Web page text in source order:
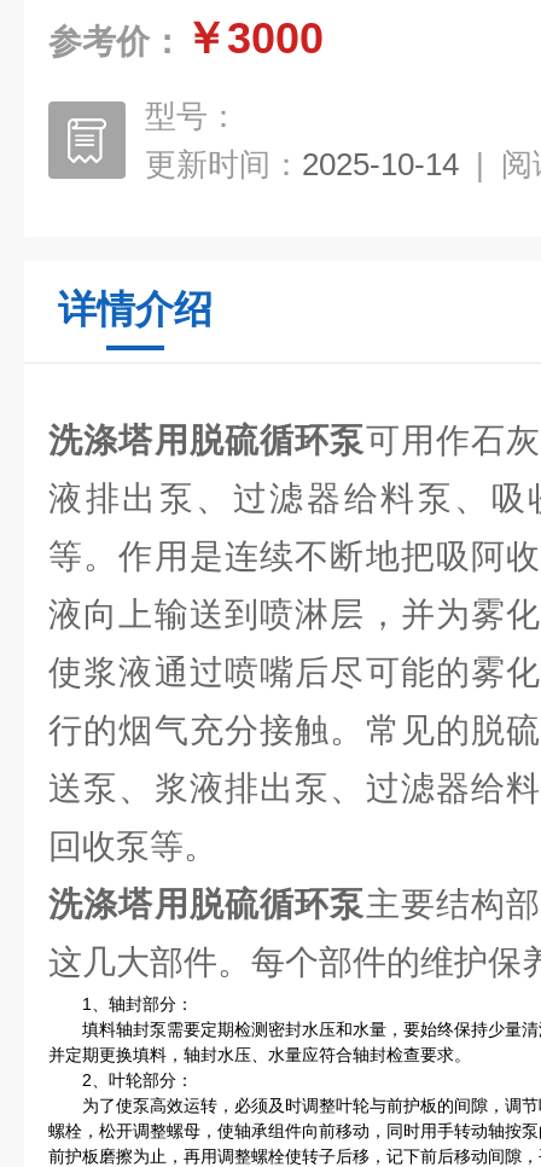
参考价： ￥3000
型号：
更新时间： 2025-10-14 | 阅
详情介绍
洗涤塔用脱硫循环泵可用作石
液排出泵、过滤器给料泵、吸
等。作用是连续不断地把吸阿
液向上输送到喷淋层，并为雾
使浆液通过喷嘴后尽可能的雾
行的烟气充分接触。常见的脱
送泵、浆液排出泵、过滤器给
回收泵等。
洗涤塔用脱硫循环泵主要结构
这几大部件。每个部件的维护保
1、轴封部分：
填料轴封泵需要定期检测密封水压和水量，要始终保持少量清
并定期更换填料，轴封水压、水量应符合轴封检查要求。
2、叶轮部分：
为了使泵高效运转，必须及时调整叶轮与前护板的间隙，调节
螺栓，松开调整螺母，使轴承组件向前移动，同时用手转动轴按
前护板磨擦为止，再用调整螺栓使转子后移，记下前后移动间隙